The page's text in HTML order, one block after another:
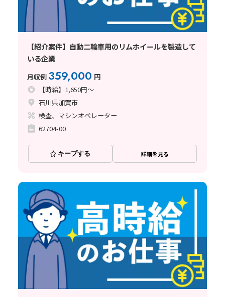
【紹介案件】自動二輪車用のリムホイールを製造して
いる企業
月収例 359,000 円
【時給】1,650円～
石川県加賀市
検査、マシンオペレーター
62704-00
キープする 詳細を見る